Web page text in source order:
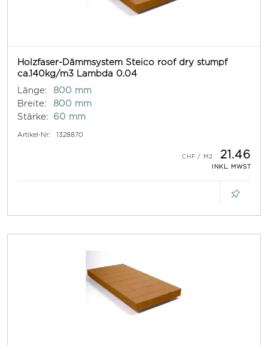
Holzfaser-Dämmsystem Steico roof dry stumpf
ca.140kg/m3 Lambda 0.04
Länge:
800 mm
Breite:
800 mm
Stärke:
60 mm
Artikel-Nr: 1328870
21.46
INKL. MWST